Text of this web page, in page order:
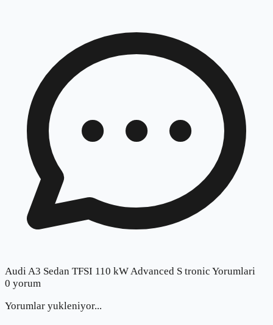
Audi A3 Sedan TFSI 110 kW Advanced S tronic Yorumlari
0 yorum
Yorumlar yukleniyor...